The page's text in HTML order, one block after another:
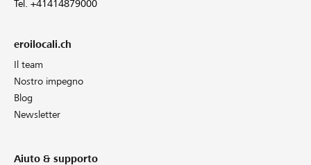
Tel. +41414879000
eroilocali.ch
Il team
Nostro impegno
Blog
Newsletter
Aiuto & supporto